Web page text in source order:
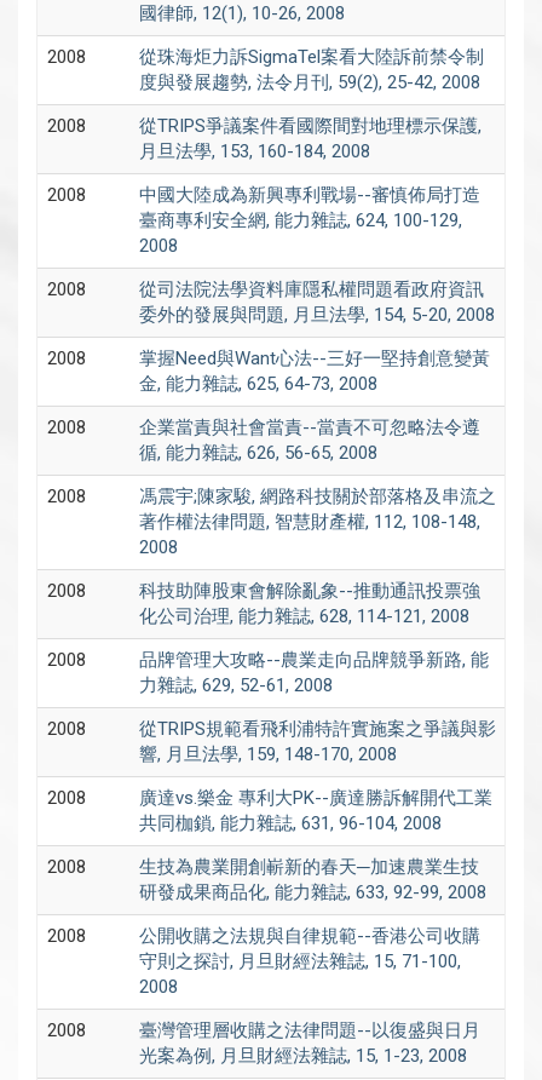
國律師, 12(1), 10-26, 2008
2008
從珠海炬力訴SigmaTel案看大陸訴前禁令制
度與發展趨勢, 法令月刊, 59(2), 25-42, 2008
2008
從TRIPS爭議案件看國際間對地理標示保護,
月旦法學, 153, 160-184, 2008
2008
中國大陸成為新興專利戰場--審慎佈局打造
臺商專利安全網, 能力雜誌, 624, 100-129,
2008
2008
從司法院法學資料庫隱私權問題看政府資訊
委外的發展與問題, 月旦法學, 154, 5-20, 2008
2008
掌握Need與Want心法--三好一堅持創意變黃
金, 能力雜誌, 625, 64-73, 2008
2008
企業當責與社會當責--當責不可忽略法令遵
循, 能力雜誌, 626, 56-65, 2008
2008
馮震宇;陳家駿, 網路科技關於部落格及串流之
著作權法律問題, 智慧財產權, 112, 108-148,
2008
2008
科技助陣股東會解除亂象--推動通訊投票強
化公司治理, 能力雜誌, 628, 114-121, 2008
2008
品牌管理大攻略--農業走向品牌競爭新路, 能
力雜誌, 629, 52-61, 2008
2008
從TRIPS規範看飛利浦特許實施案之爭議與影
響, 月旦法學, 159, 148-170, 2008
2008
廣達vs.樂金 專利大PK--廣達勝訴解開代工業
共同枷鎖, 能力雜誌, 631, 96-104, 2008
2008
生技為農業開創嶄新的春天─加速農業生技
研發成果商品化, 能力雜誌, 633, 92-99, 2008
2008
公開收購之法規與自律規範--香港公司收購
守則之探討, 月旦財經法雜誌, 15, 71-100,
2008
2008
臺灣管理層收購之法律問題--以復盛與日月
光案為例, 月旦財經法雜誌, 15, 1-23, 2008